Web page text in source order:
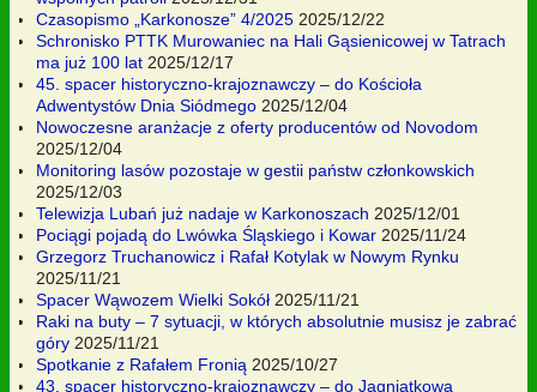
Czasopismo „Karkonosze” 4/2025 2025/12/22
Schronisko PTTK Murowaniec na Hali Gąsienicowej w Tatrach
ma już 100 lat 2025/12/17
45. spacer historyczno-krajoznawczy – do Kościoła
Adwentystów Dnia Siódmego 2025/12/04
Nowoczesne aranżacje z oferty producentów od Novodom
2025/12/04
Monitoring lasów pozostaje w gestii państw członkowskich
2025/12/03
Telewizja Lubań już nadaje w Karkonoszach 2025/12/01
Pociągi pojadą do Lwówka Śląskiego i Kowar 2025/11/24
Grzegorz Truchanowicz i Rafał Kotylak w Nowym Rynku
2025/11/21
Spacer Wąwozem Wielki Sokół 2025/11/21
Raki na buty – 7 sytuacji, w których absolutnie musisz je zabrać
góry 2025/11/21
Spotkanie z Rafałem Fronią 2025/10/27
43. spacer historyczno-krajoznawczy – do Jagniątkowa